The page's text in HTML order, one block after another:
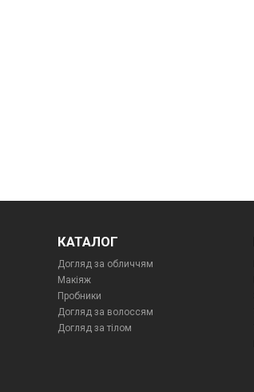
КАТАЛОГ
Догляд за обличчям
Макіяж
Пробники
Догляд за волоссям
Догляд за тілом